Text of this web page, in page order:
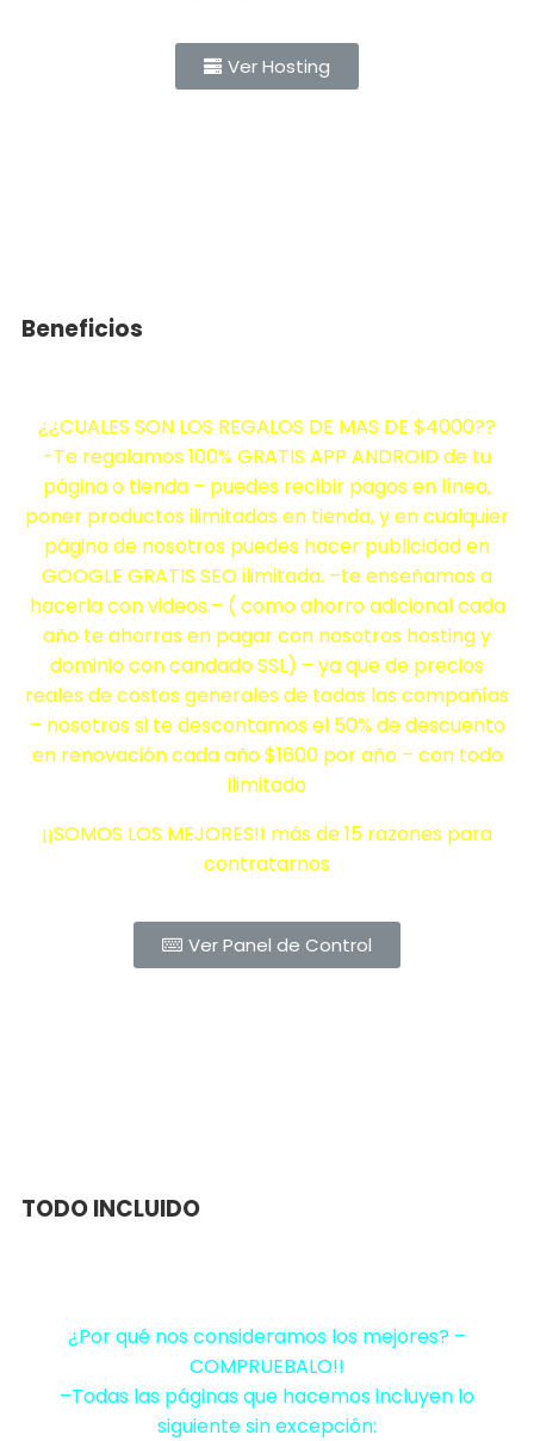
Ver Hosting
Beneficios
¿¿CUALES SON LOS REGALOS DE MAS DE $4000??
-Te regalamos 100% GRATIS APP ANDROID de tu
página o tienda – puedes recibir pagos en línea,
poner productos ilimitados en tienda, y en cualquier
página de nosotros puedes hacer publicidad en
GOOGLE GRATIS SEO ilimitada. –te enseñamos a
hacerla con videos.– ( como ahorro adicional cada
año te ahorras en pagar con nosotros hosting y
dominio con candado SSL) – ya que de precios
reales de costos generales de todas las compañías
– nosotros si te descontamos el 50% de descuento
en renovación cada año $1600 por año – con todo
ilimitado
¡¡SOMOS LOS MEJORES!! más de 15 razones para
contratarnos
Ver Panel de Control
TODO INCLUIDO
¿Por qué nos consideramos los mejores? –
COMPRUEBALO!!
–Todas las páginas que hacemos incluyen lo
siguiente sin excepción: